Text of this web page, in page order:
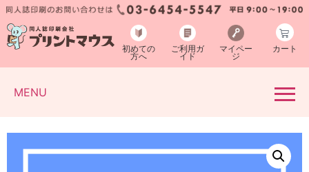
初めての
方へ
ご利用ガ
イド
マイペー
ジ
カート
MENU